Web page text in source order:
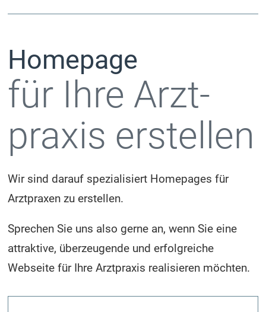
Homepage
für Ihre Arzt­
praxis erstellen
Wir sind darauf spezialisiert Homepages für
Arztpraxen zu erstellen.
Sprechen Sie uns also gerne an, wenn Sie eine
attraktive, überzeugende und erfolgreiche
Webseite für Ihre Arztpraxis realisieren möchten.